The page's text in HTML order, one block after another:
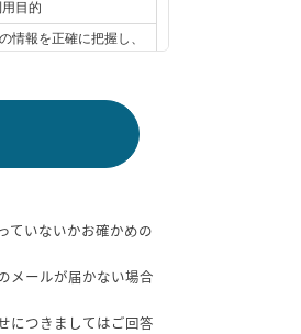
ていないかお確かめの
メールが届かない場合
につきましてはご回答